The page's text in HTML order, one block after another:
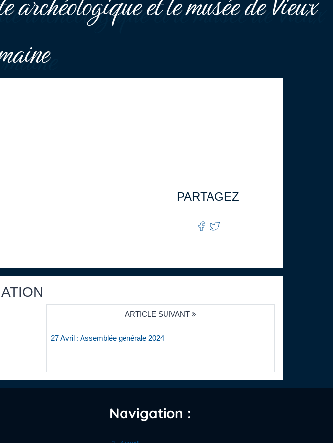
PARTAGEZ
ARTICLE SUIVANT
27 Avril : Assemblée générale 2024
Navigation :